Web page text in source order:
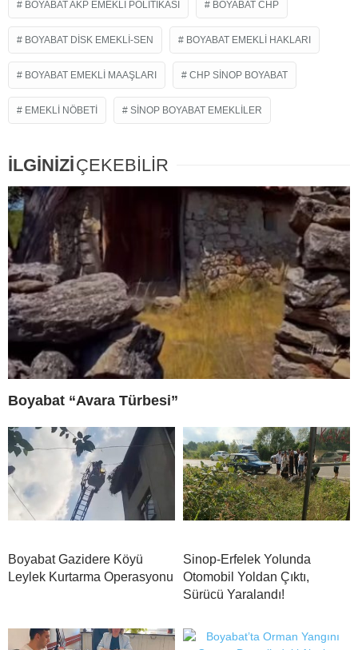
BOYABAT AKP EMEKLI POLITIKASI BOYABAT CHP
BOYABAT DİSK EMEKLI-SEN BOYABAT EMEKLI HAKLARI
BOYABAT EMEKLI MAAŞLARI CHP SINOP BOYABAT
EMEKLI NÖBETI SINOP BOYABAT EMEKLILER
İLGİNİZİÇEKEBİLİR
Boyabat “Avara Türbesi”
Boyabat Gazidere Köyü
Leylek Kurtarma Operasyonu
Sinop-Erfelek Yolunda
Otomobil Yoldan Çıktı,
Sürücü Yaralandı!